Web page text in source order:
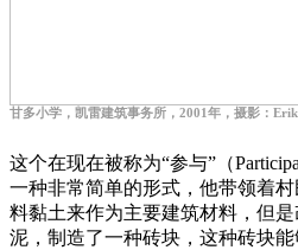
甘多小学，凯雷建筑事务所，2001年，摄影：
这个在现在被称为“参与”（
一种非常简单的形式，他带领着
料黏土来作为主要建筑材料，但
泥，制造了一种砖块，这种砖块